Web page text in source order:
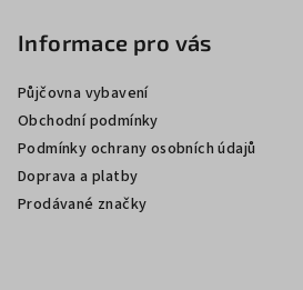
Informace pro vás
Půjčovna vybavení
Obchodní podmínky
Podmínky ochrany osobních údajů
Doprava a platby
Prodávané značky